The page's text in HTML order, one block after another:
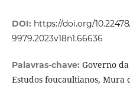
DOI: https://doi.org/
9979.2023v18n1.66636
Palavras-chave: Governo
Estudos foucaultianos, Mura